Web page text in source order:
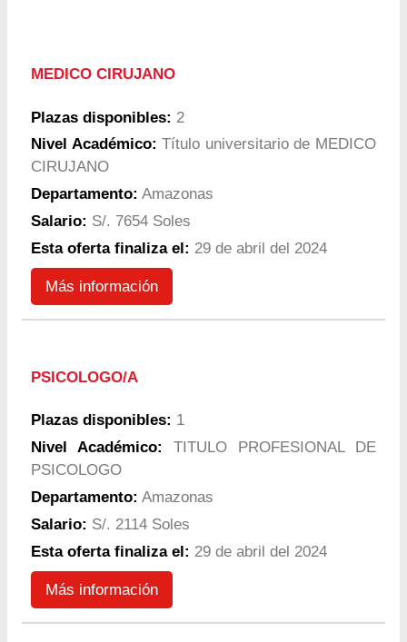
MEDICO CIRUJANO
Plazas disponibles: 2
Nivel Académico: Título universitario de MEDICO
CIRUJANO
Departamento: Amazonas
Salario: S/. 7654 Soles
Esta oferta finaliza el: 29 de abril del 2024
Más información
PSICOLOGO/A
Plazas disponibles: 1
Nivel Académico:
TITULO PROFESIONAL DE
PSICOLOGO
Departamento: Amazonas
Salario: S/. 2114 Soles
Esta oferta finaliza el: 29 de abril del 2024
Más información